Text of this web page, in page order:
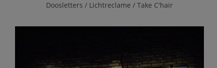
Doosletters / Lichtreclame / Take C'hair